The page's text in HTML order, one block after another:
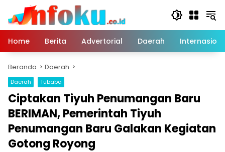
Langsung
konten
Home
Berita Advertorial Daerah
Beranda Daerah
Daerah Tubaba
Ciptakan Tiyuh Penumangan Baru
BERIMAN, Pemerintah Tiyuh
Penumangan Baru Galakan Kegiatan
Gotong Royong